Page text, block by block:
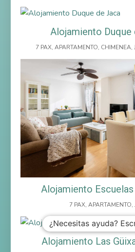
Alojamiento Duque
7 PAX, APARTAMENTO, CHIMENEA,
Alojamiento
7 PAX, APARTAMENTO,
Alojamiento Las
¿Necesitas ayuda?